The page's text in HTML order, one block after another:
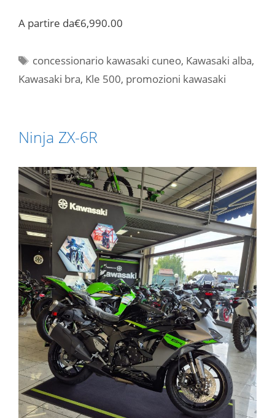
A partire da€6,990.00
Tag
concessionario kawasaki cuneo, Kawasaki alba,
Kawasaki bra, Kle 500, promozioni kawasaki
Ninja ZX-6R